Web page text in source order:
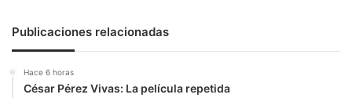
Publicaciones relacionadas
Hace 6 horas
César Pérez Vivas: La película repetida